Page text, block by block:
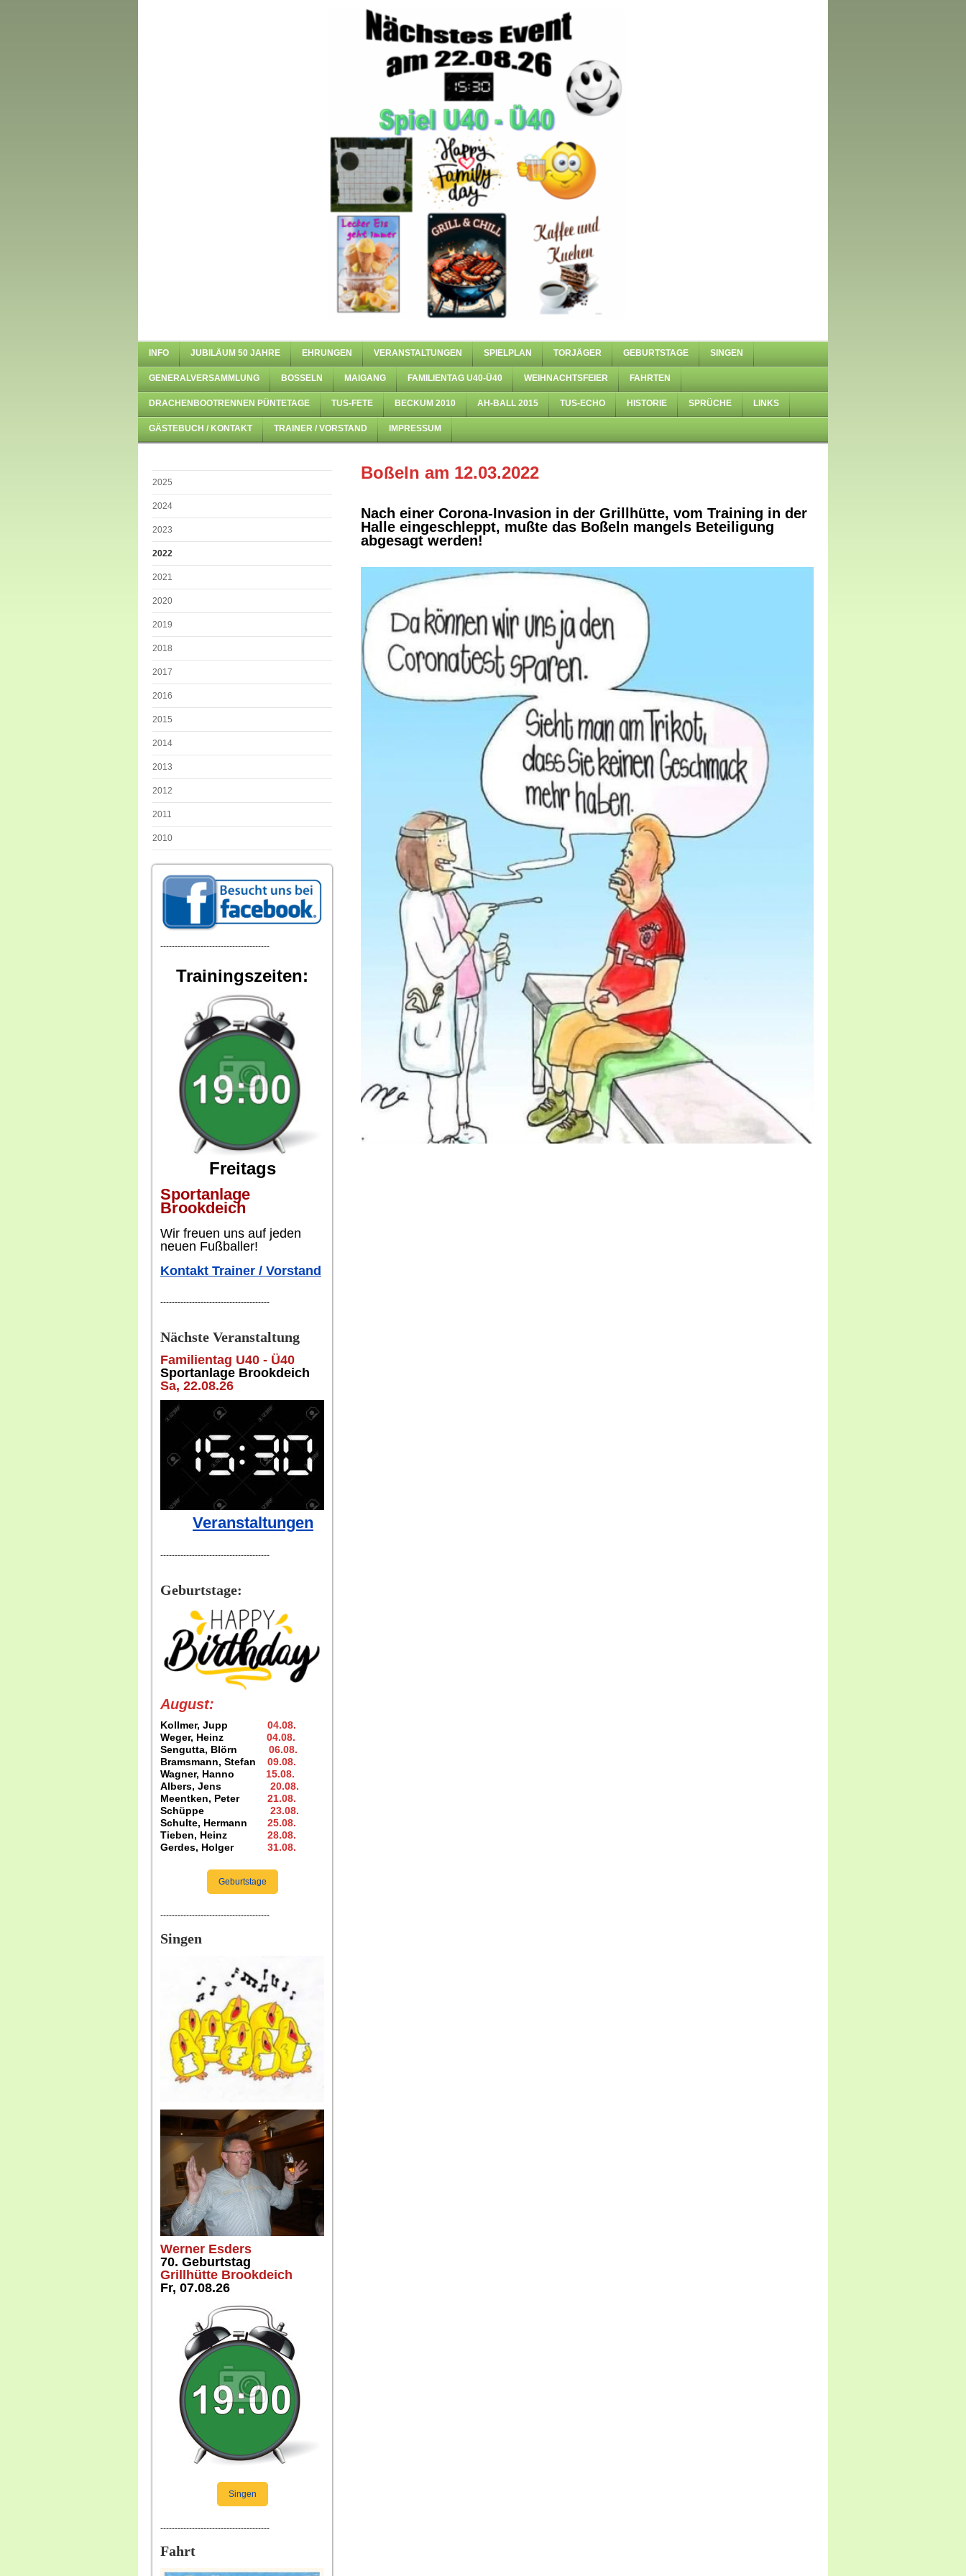
INFO JUBILÄUM 50 JAHRE EHRUNGEN VERANSTALTUNGEN SPIELPLAN TORJÄGER GEBURTSTAGE SINGEN
GENERALVERSAMMLUNG BOSSELN MAIGANG FAMILIENTAG U40-Ü40 WEIHNACHTSFEIER FAHRTEN
DRACHENBOOTRENNEN PÜNTETAGE TUS-FETE BECKUM 2010 AH-BALL 2015 TUS-ECHO HISTORIE SPRÜCHE LINKS
GÄSTEBUCH / KONTAKT TRAINER / VORSTAND IMPRESSUM
2025
2024
2023
2022
2021
2020
2019
2018
2017
2016
2015
2014
2013
2012
2011
2010
--------------------------------------
Trainingszeiten:
Freitags
Sportanlage
Brookdeich
Wir freuen uns auf jeden
neuen Fußballer!
Kontakt Trainer / Vorstand
--------------------------------------
Nächste Veranstaltung
Familientag U40 - Ü40
Sportanlage Brookdeich
Sa, 22.08.26
Veranstaltungen
--------------------------------------
Geburtstage:
August:
Kollmer, Jupp 04.08.
Weger, Heinz 04.08.
Sengutta, Blörn 06.08.
Bramsmann, Stefan 09.08.
Wagner, Hanno 15.08.
Albers, Jens 20.08.
Meentken, Peter
21.08.
Schüppe 23.08.
Schulte, Hermann 25.08.
Tieben, Heinz 28.08.
Gerdes, Holger
31.08.
Geburtstage
--------------------------------------
Singen
Werner Esders
70. Geburtstag
Grillhütte Brookdeich
Fr, 07.08.26
Singen
--------------------------------------
Fahrt
Boßeln am 12.03.2022
Nach einer Corona-Invasion in der Grillhütte, vom Training in der
Halle eingeschleppt, mußte das Boßeln mangels Beteiligung
abgesagt werden!